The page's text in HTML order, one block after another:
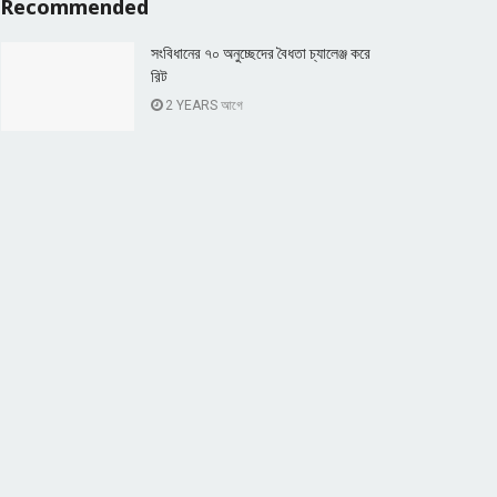
Recommended
সংবিধানের ৭০ অনুচ্ছেদের বৈধতা চ্যালেঞ্জ করে
রিট
2 YEARS আগে